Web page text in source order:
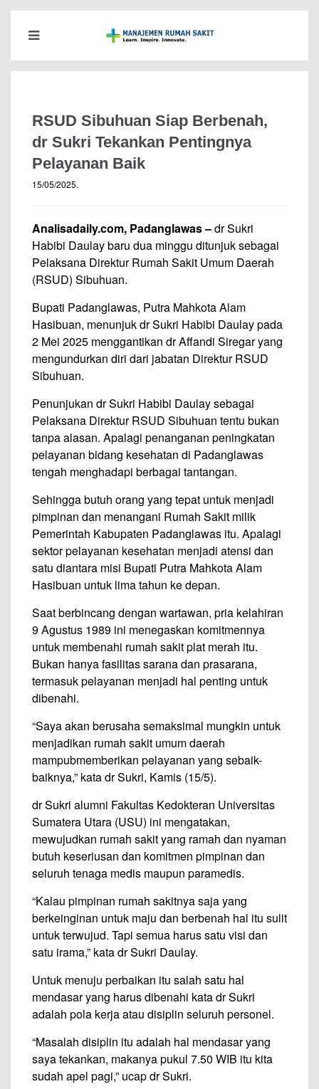
RSUD Sibuhuan Siap Berbenah,
dr Sukri Tekankan Pentingnya
Pelayanan Baik
15/05/2025.
Analisadaily.com, Padanglawas –dr Sukri
Habibi Daulay baru dua minggu ditunjuk sebagai
Pelaksana Direktur Rumah Sakit Umum Daerah
(RSUD) Sibuhuan.
Bupati Padanglawas, Putra Mahkota Alam
Hasibuan, menunjuk dr Sukri Habibi Daulay pada
2 Mei 2025 menggantikan dr Affandi Siregar yang
mengundurkan diri dari jabatan Direktur RSUD
Sibuhuan.
Penunjukan dr Sukri Habibi Daulay sebagai
Pelaksana Direktur RSUD Sibuhuan tentu bukan
tanpa alasan. Apalagi penanganan peningkatan
pelayanan bidang kesehatan di Padanglawas
tengah menghadapi berbagai tantangan.
Sehingga butuh orang yang tepat untuk menjadi
pimpinan dan menangani Rumah Sakit milik
Pemerintah Kabupaten Padanglawas itu. Apalagi
sektor pelayanan kesehatan menjadi atensi dan
satu diantara misi Bupati Putra Mahkota Alam
Hasibuan untuk lima tahun ke depan.
Saat berbincang dengan wartawan, pria kelahiran
9 Agustus 1989 ini menegaskan komitmennya
untuk membenahi rumah sakit plat merah itu.
Bukan hanya fasilitas sarana dan prasarana,
termasuk pelayanan menjadi hal penting untuk
dibenahi.
“Saya akan berusaha semaksimal mungkin untuk
menjadikan rumah sakit umum daerah
mampubmemberikan pelayanan yang sebaik-
baiknya,” kata dr Sukri, Kamis (15/5).
dr Sukri alumni Fakultas Kedokteran Universitas
Sumatera Utara (USU) ini mengatakan,
mewujudkan rumah sakit yang ramah dan nyaman
butuh keseriusan dan komitmen pimpinan dan
seluruh tenaga medis maupun paramedis.
“Kalau pimpinan rumah sakitnya saja yang
berkeinginan untuk maju dan berbenah hal itu sulit
untuk terwujud. Tapi semua harus satu visi dan
satu irama,” kata dr Sukri Daulay.
Untuk menuju perbaikan itu salah satu hal
mendasar yang harus dibenahi kata dr Sukri
adalah pola kerja atau disiplin seluruh personel.
“Masalah disiplin itu adalah hal mendasar yang
saya tekankan, makanya pukul 7.50 WIB itu kita
sudah apel pagi,” ucap dr Sukri.